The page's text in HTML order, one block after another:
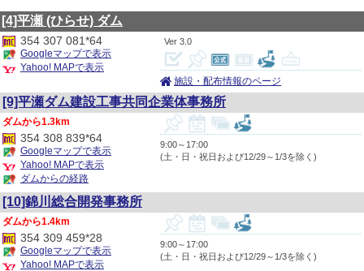
[4]平瀬 (ひらせ) ダム
3.0
施設・配布情報のページ
354 307 081*64
Googleマップで表示
Yahoo! MAPで表示
[9]平瀬ダム建設工事共同企業体事務所
9:00～17:00
(土・日・祝日および12/29～1/3を除く)
1.3km
354 308 839*64
Googleマップで表示
Yahoo! MAPで表示
ダムからの経路
[10]錦川総合開発事務所
9:00～17:00
(土・日・祝日および12/29～1/3を除く)
1.4km
354 309 459*28
Googleマップで表示
Yahoo! MAPで表示